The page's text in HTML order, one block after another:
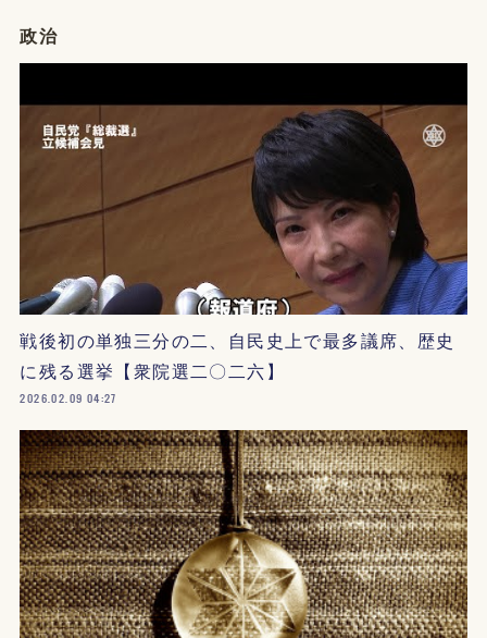
政治
戦後初の単独三分の二、自民史上で最多議席、歴史
に残る選挙【衆院選二〇二六】
2026.02.09 04:27